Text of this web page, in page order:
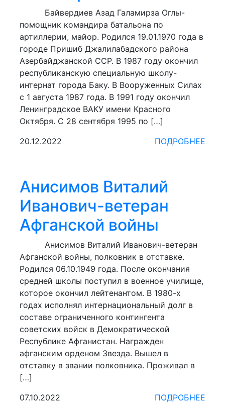
Байвердиев Азад Галамирза Оглы-
помощник командира батальона по
артиллерии, майор. Родился 19.01.1970 года в
городе Пришиб Джалилабадского района
Азербайджанской ССР. В 1987 году окончил
республиканскую специальную школу-
интернат города Баку. В Вооруженных Силах
с 1 августа 1987 года. В 1991 году окончил
Ленинградское ВАКУ имени Красного
Октября. С 28 сентября 1995 по […]
20.12.2022
ПОДРОБНЕЕ
Анисимов Виталий
Иванович-ветеран
Афганской войны
Анисимов Виталий Иванович-ветеран
Афганской войны, полковник в отставке.
Родился 06.10.1949 года. После окончания
средней школы поступил в военное училище,
которое окончил лейтенантом. В 1980-х
годах исполнял интернациональный долг в
составе ограниченного контингента
советских войск в Демократической
Республике Афганистан. Награжден
афганским орденом Звезда. Вышел в
отставку в звании полковника. Проживал в
[…]
07.10.2022
ПОДРОБНЕЕ